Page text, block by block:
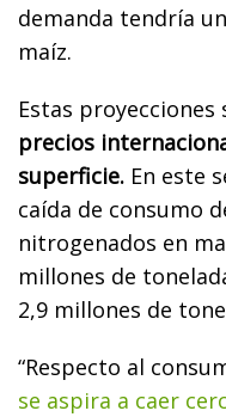
demanda tendría
maíz.
Estas proyecciones
precios
superficie. En este
caída de consumo
nitrogenados en
millones de
2,9 millones de
“Respecto al
se aspira a caer